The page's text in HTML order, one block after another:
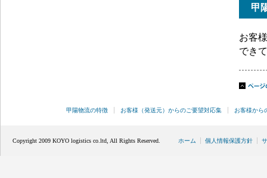
甲
お客
でき
甲陽物流の特徴 お客様（発送元）からのご要望対応集 お客様から
Copyright 2009 KOYO logistics co.ltd, All Rights Reserved. ホーム 個人情報保護方針